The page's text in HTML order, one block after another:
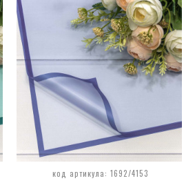
код артикула: 1692/4153